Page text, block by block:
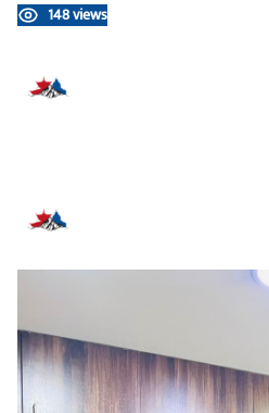
148 views